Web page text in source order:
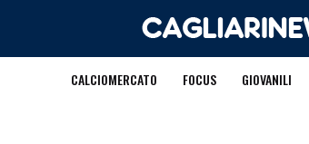
CALCIOMERCATO FOCUS GIOVANILI